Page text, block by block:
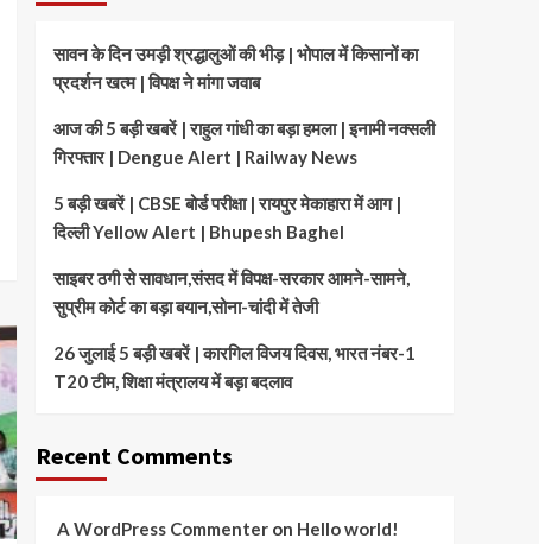
सावन के दिन उमड़ी श्रद्धालुओं की भीड़ | भोपाल में किसानों का
प्रदर्शन खत्म | विपक्ष ने मांगा जवाब
आज की 5 बड़ी खबरें | राहुल गांधी का बड़ा हमला | इनामी नक्सली
गिरफ्तार | Dengue Alert | Railway News
5 बड़ी खबरें | CBSE बोर्ड परीक्षा | रायपुर मेकाहारा में आग |
दिल्ली Yellow Alert | Bhupesh Baghel
साइबर ठगी से सावधान,संसद में विपक्ष-सरकार आमने-सामने,
सुप्रीम कोर्ट का बड़ा बयान,सोना-चांदी में तेजी
26 जुलाई 5 बड़ी खबरें | कारगिल विजय दिवस, भारत नंबर-1
T20 टीम, शिक्षा मंत्रालय में बड़ा बदलाव
Recent Comments
A WordPress Commenteron Hello world!